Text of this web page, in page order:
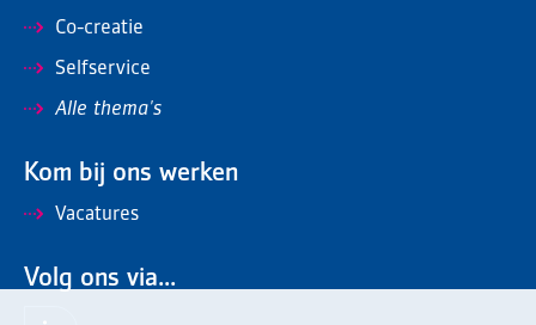
Co-creatie
Selfservice
Alle thema's
Kom bij ons werken
Vacatures
Volg ons via...